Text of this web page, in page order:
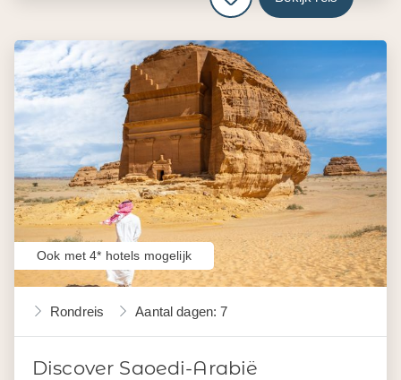
Rondreis Aantal dagen: 7
Discover Saoedi-Arabië
Ook met 4* hotels mogelijk